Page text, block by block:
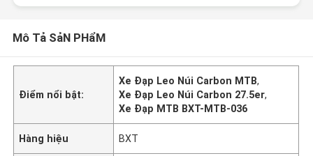
Mô Tả SảN PHẩM
Điểm nổi bật:
Xe Đạp Leo Núi Carbon MTB,
Xe Đạp Leo Núi Carbon 27.5er,
Xe Đạp MTB BXT-MTB-036
Hàng hiệu BXT